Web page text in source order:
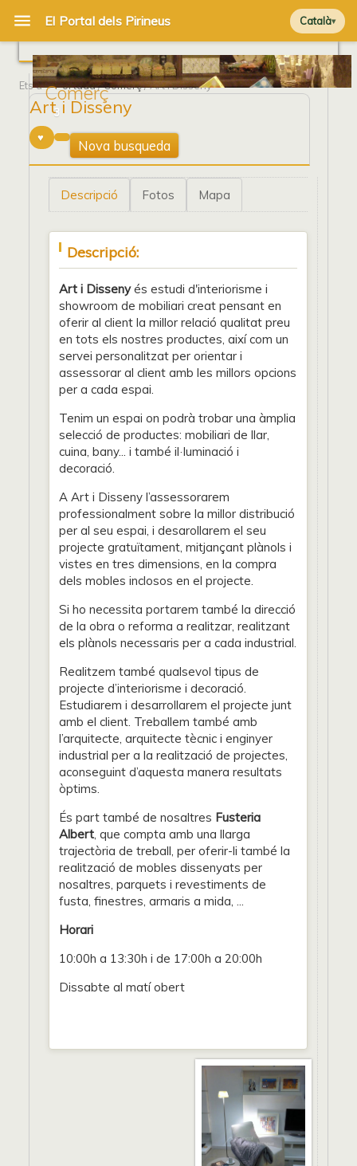
Català
Comerç
Ets a Portada/Comerç/ Art i Disseny
Art i Disseny
3
Nova busqueda
Descripció Fotos Mapa
Descripció:
Art i Dissenyés estudi d'interiorisme i
showroom de mobiliari creat pensant en
oferir al client la millor relació qualitat preu
en tots els nostres productes, així com un
servei personalitzat per orientar i
assessorar al client amb les millors opcions
per a cada espai.
Tenim un espai on podrà trobar una àmplia
selecció de productes: mobiliari de llar,
cuina, bany... i també il·luminació i
decoració.
A Art i Disseny l’assessorarem
professionalment sobre la millor distribució
per al seu espai, i desarollarem el seu
projecte gratuïtament, mitjançant plànols i
vistes en tres dimensions, en la compra
dels mobles inclosos en el projecte.
Si ho necessita portarem també la direcció
de la obra o reforma a realitzar, realitzant
els plànols necessaris per a cada industrial.
Realitzem també qualsevol tipus de
projecte d’interiorisme i decoració.
Estudiarem i desarrollarem el projecte junt
amb el client. Treballem també amb
l’arquitecte, arquitecte tècnic i enginyer
industrial per a la realització de projectes,
aconseguint d’aquesta manera resultats
òptims.
És part també de nosaltres Fusteria
Albert, que compta amb una llarga
trajectòria de treball, per oferir-li també la
realització de mobles dissenyats per
nosaltres, parquets i revestiments de
fusta, finestres, armaris a mida, ...
Horari
10:00h a 13:30h i de 17:00h a 20:00h
Dissabte al matí obert